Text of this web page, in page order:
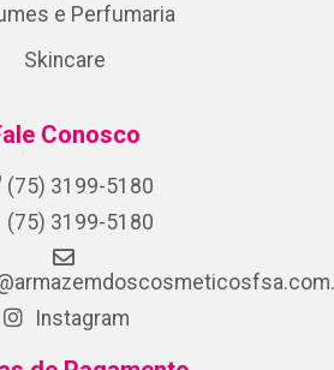
e Perfumaria
Skincare
Conosco
(75) 3199-5180
(75) 3199-5180
Instagram